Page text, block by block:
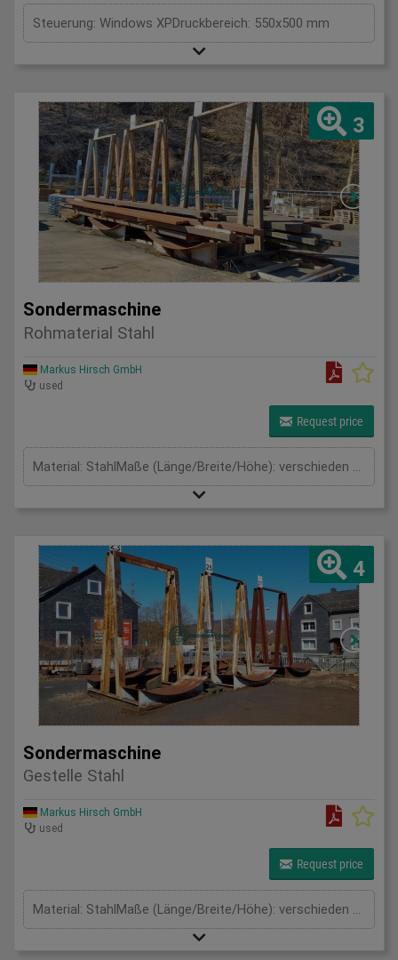
Steuerung: Windows XPDruckbereich: 550x500 mm
3
Sondermaschine
Rohmaterial Stahl
Markus Hirsch GmbH
used
Request price
Material: StahlMaße (Länge/Breite/Höhe): verschieden mm
4
Sondermaschine
Gestelle Stahl
Markus Hirsch GmbH
used
Request price
Material: StahlMaße (Länge/Breite/Höhe): verschieden mm